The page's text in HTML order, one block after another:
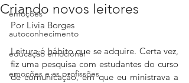
emoções
autoconhecimento
educação emocional
emoções e as profissões
Criando novos leitores
Por Lívia Borges
Leitura é hábito que se adquire. Certa vez,
fiz uma pesquisa com estudantes do curso
de comunicação, em que eu ministrava a